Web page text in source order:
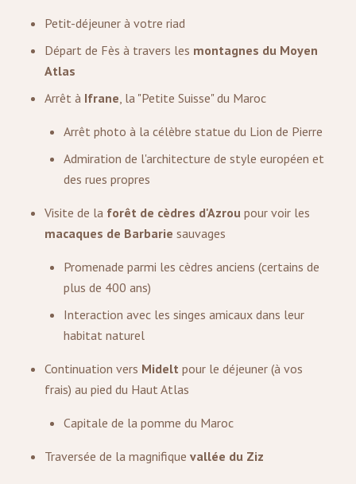
Petit-déjeuner à votre riad
Départ de Fès à travers les montagnes du Moyen
Atlas
Arrêt à Ifrane, la "Petite Suisse" du Maroc
Arrêt photo à la célèbre statue du Lion de Pierre
Admiration de l'architecture de style européen et
des rues propres
Visite de la forêt de cèdres d'Azrou pour voir les
macaques de Barbarie sauvages
Promenade parmi les cèdres anciens (certains de
plus de 400 ans)
Interaction avec les singes amicaux dans leur
habitat naturel
Continuation vers Midelt pour le déjeuner (à vos
frais) au pied du Haut Atlas
Capitale de la pomme du Maroc
Traversée de la magnifique vallée du Ziz